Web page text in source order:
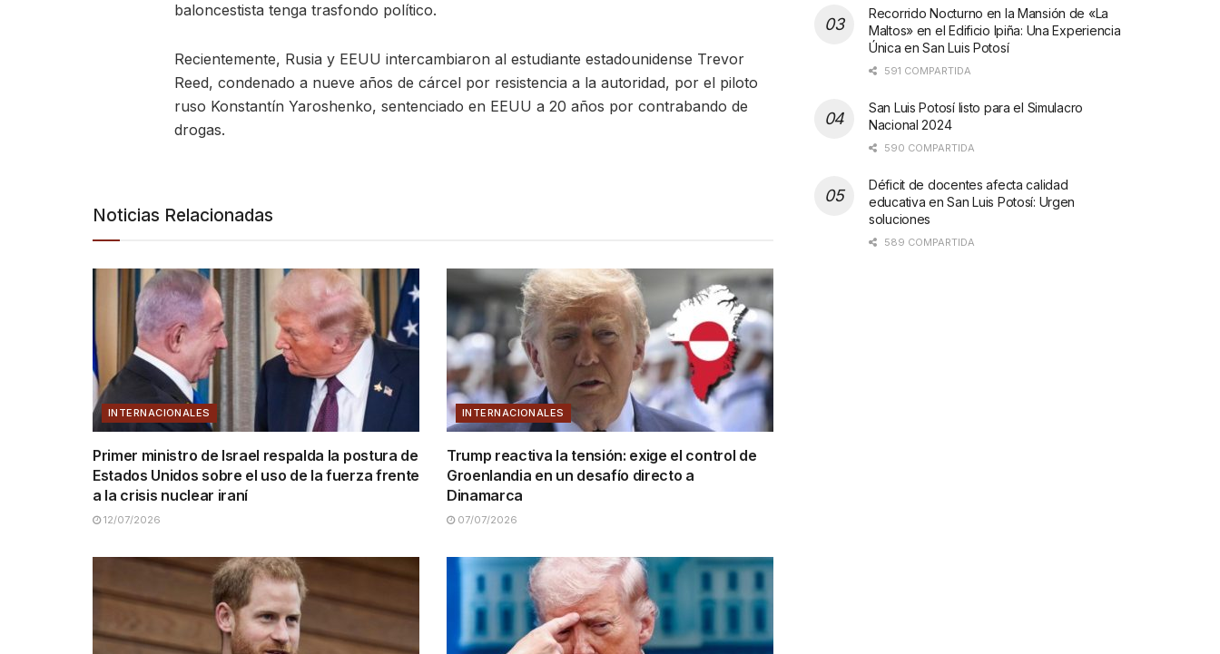
baloncestista tenga trasfondo político.
Recientemente, Rusia y EEUU intercambiaron al estudiante estadounidense Trevor
Reed, condenado a nueve años de cárcel por resistencia a la autoridad, por el piloto
ruso Konstantín Yaroshenko, sentenciado en EEUU a 20 años por contrabando de
drogas.
Noticias Relacionadas
INTERNACIONALES
Primer ministro de Israel respalda la postura de
Estados Unidos sobre el uso de la fuerza frente
a la crisis nuclear iraní
12/07/2026
INTERNACIONALES
Trump reactiva la tensión: exige el control de
Groenlandia en un desafío directo a
Dinamarca
07/07/2026
Recorrido Nocturno en la Mansión de «La
Maltos» en el Edificio Ipiña: Una Experiencia
Única en San Luis Potosí
591 COMPARTIDA
San Luis Potosí listo para el Simulacro
Nacional 2024
590 COMPARTIDA
Déficit de docentes afecta calidad
educativa en San Luis Potosí: Urgen
soluciones
589 COMPARTIDA